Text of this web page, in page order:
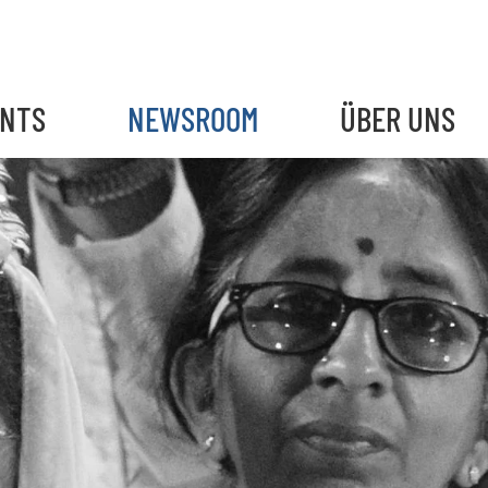
NEWSROOM ÜBER UNS